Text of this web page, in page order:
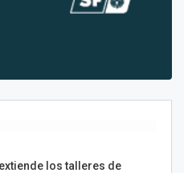
los talleres de